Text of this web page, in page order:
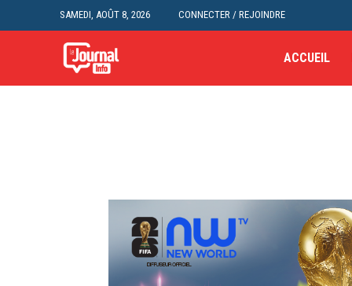
SAMEDI, AOÛT 8, 2026 CONNECTER / REJOINDRE
ACCUEIL